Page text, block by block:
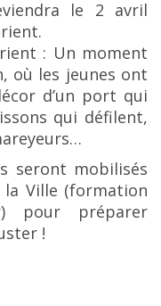
le 2 avril
: Un moment
où les jeunes ont
d’un port qui
qui défilent,
seront mobilisés
la Ville (formation
pour préparer
!